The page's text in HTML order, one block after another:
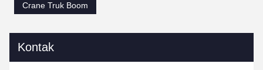
Crane Truk Boom
Kontak